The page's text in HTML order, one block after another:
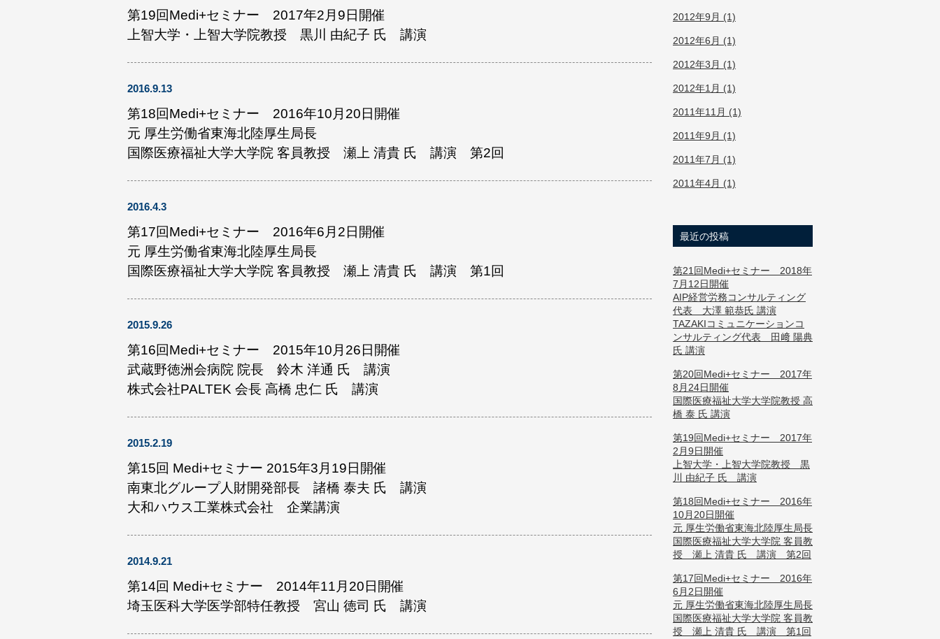
第19回Medi+セミナー 2017年2月9日開催
上智大学・上智大学院教授 黒川 由紀子 氏 講演
2016.9.13
第18回Medi+セミナー 2016年10月20日開催
元 厚生労働省東海北陸厚生局長
国際医療福祉大学大学院 客員教授 瀬上 清貴 氏 講演 第2回
2016.4.3
第17回Medi+セミナー 2016年6月2日開催
元 厚生労働省東海北陸厚生局長
国際医療福祉大学大学院 客員教授 瀬上 清貴 氏 講演 第1回
2015.9.26
第16回Medi+セミナー 2015年10月26日開催
武蔵野徳洲会病院 院長 鈴木 洋通 氏 講演
株式会社PALTEK 会長 高橋 忠仁 氏 講演
2015.2.19
第15回 Medi+セミナー 2015年3月19日開催
南東北グループ人財開発部長 諸橋 泰夫 氏 講演
大和ハウス工業株式会社 企業講演
2014.9.21
第14回 Medi+セミナー 2014年11月20日開催
埼玉医科大学医学部特任教授 宮山 徳司 氏 講演
2012年9月 (1)
2012年6月 (1)
2012年3月 (1)
2012年1月 (1)
2011年11月 (1)
2011年9月 (1)
2011年7月 (1)
2011年4月 (1)
最近の投稿
第21回Medi+セミナー 2018年
7月12日開催
AIP経営労務コンサルティング
代表 大澤 範恭氏 講演
TAZAKIコミュニケーションコ
ンサルティング代表 田﨑 陽典
氏 講演
第20回Medi+セミナー 2017年
8月24日開催
国際医療福祉大学大学院教授 高
橋 泰 氏 講演
第19回Medi+セミナー 2017年
2月9日開催
上智大学・上智大学院教授 黒
川 由紀子 氏 講演
第18回Medi+セミナー 2016年
10月20日開催
元 厚生労働省東海北陸厚生局長
国際医療福祉大学大学院 客員教
授 瀬上 清貴 氏 講演 第2回
第17回Medi+セミナー 2016年
6月2日開催
元 厚生労働省東海北陸厚生局長
国際医療福祉大学大学院 客員教
授 瀬上 清貴 氏 講演 第1回